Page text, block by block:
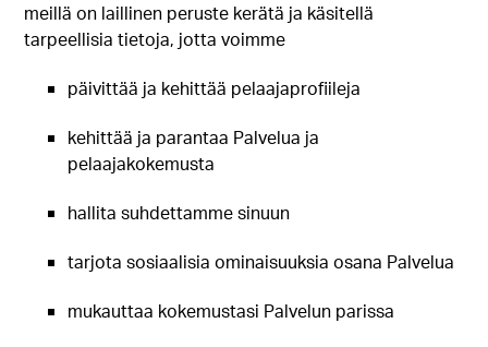
meillä on laillinen peruste kerätä ja käsitellä
tarpeellisia tietoja, jotta voimme
päivittää ja kehittää pelaajaprofiileja
kehittää ja parantaa Palvelua ja
pelaajakokemusta
hallita suhdettamme sinuun
tarjota sosiaalisia ominaisuuksia osana Palvelua
mukauttaa kokemustasi Palvelun parissa